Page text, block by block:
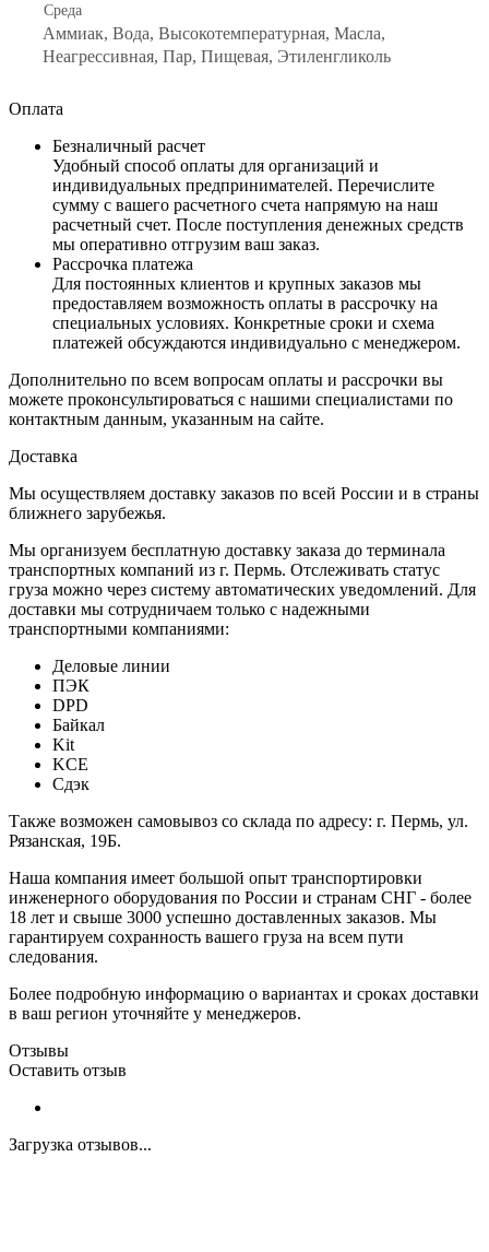
Среда
Аммиак, Вода, Высокотемпературная, Масла,
Неагрессивная, Пар, Пищевая, Этиленгликоль
Оплата
Безналичный расчет
Удобный способ оплаты для организаций и
индивидуальных предпринимателей. Перечислите
сумму с вашего расчетного счета напрямую на наш
расчетный счет. После поступления денежных средств
мы оперативно отгрузим ваш заказ.
Рассрочка платежа
Для постоянных клиентов и крупных заказов мы
предоставляем возможность оплаты в рассрочку на
специальных условиях. Конкретные сроки и схема
платежей обсуждаются индивидуально с менеджером.
Дополнительно по всем вопросам оплаты и рассрочки вы
можете проконсультироваться с нашими специалистами по
контактным данным, указанным на сайте.
Доставка
Мы осуществляем доставку заказов по всей России и в страны
ближнего зарубежья.
Мы организуем бесплатную доставку заказа до терминала
транспортных компаний из г. Пермь. Отслеживать статус
груза можно через систему автоматических уведомлений. Для
доставки мы сотрудничаем только с надежными
транспортными компаниями:
Деловые линии
ПЭК
DPD
Байкал
Kit
KCE
Сдэк
Также возможен самовывоз со склада по адресу: г. Пермь, ул.
Рязанская, 19Б.
Наша компания имеет большой опыт транспортировки
инженерного оборудования по России и странам СНГ - более
18 лет и свыше 3000 успешно доставленных заказов. Мы
гарантируем сохранность вашего груза на всем пути
следования.
Более подробную информацию о вариантах и сроках доставки
в ваш регион уточняйте у менеджеров.
Отзывы
Оставить отзыв
Загрузка отзывов...